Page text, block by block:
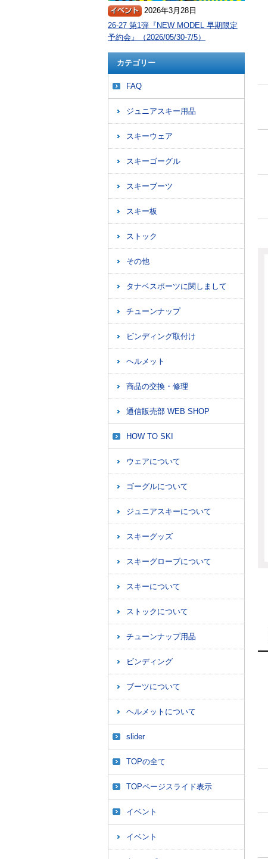
2026年3月28日
26-27 第1弾『NEW MODEL 早期限定
予約会』（2026/05/30-7/5）
カテゴリー
FAQ
ジュニアスキー用品
スキーウェア
スキーゴーグル
スキーブーツ
スキー板
ストック
その他
タナベスポーツに関しまして
チューンナップ
ビンディング取付け
ヘルメット
商品の交換・修理
通信販売部 WEB SHOP
HOW TO SKI
ウェアについて
ゴーグルについて
ジュニアスキーについて
スキーグッズ
スキーグローブについて
スキーについて
ストックについて
チューンナップ用品
ビンディング
ブーツについて
ヘルメットについて
slider
TOPの全て
TOPページスライド表示
イベント
イベント